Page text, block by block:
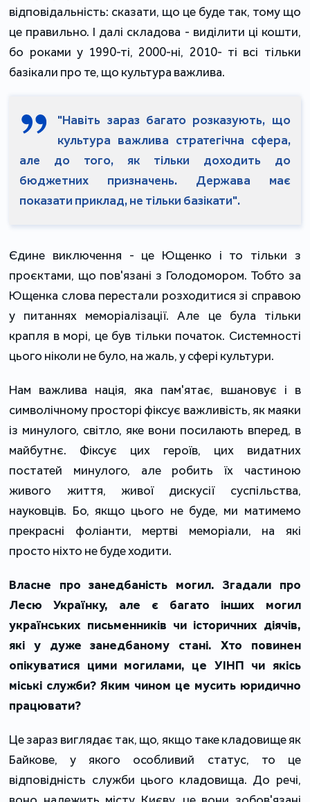
відповідальність: сказати, що це буде так, тому що
це правильно. І далі складова - виділити ці кошти,
бо роками у 1990-ті, 2000-ні, 2010- ті всі тільки
базікали про те, що культура важлива.
"Навіть зараз багато розказують, що
культура важлива стратегічна сфера,
але до того, як тільки доходить до
бюджетних призначень. Держава має
показати приклад, не тільки базікати".
Єдине виключення - це Ющенко і то тільки з
проєктами, що пов'язані з Голодомором. Тобто за
Ющенка слова перестали розходитися зі справою
у питаннях меморіалізації. Але це була тільки
крапля в морі, це був тільки початок. Системності
цього ніколи не було, на жаль, у сфері культури.
Нам важлива нація, яка пам'ятає, вшановує і в
символічному просторі фіксує важливість, як маяки
із минулого, світло, яке вони посилають вперед, в
майбутнє. Фіксує цих героїв, цих видатних
постатей минулого, але робить їх частиною
живого життя, живої дискусії суспільства,
науковців. Бо, якщо цього не буде, ми матимемо
прекрасні фоліанти, мертві меморіали, на які
просто ніхто не буде ходити.
Власне про занедбаність могил. Згадали про
Лесю Українку, але є багато інших могил
українських письменників чи історичних діячів,
які у дуже занедбаному стані. Хто повинен
опікуватися цими могилами, це УІНП чи якісь
міські служби? Яким чином це мусить юридично
працювати?
Це зараз виглядає так, що, якщо таке кладовище як
Байкове, у якого особливий статус, то це
відповідність служби цього кладовища. До речі,